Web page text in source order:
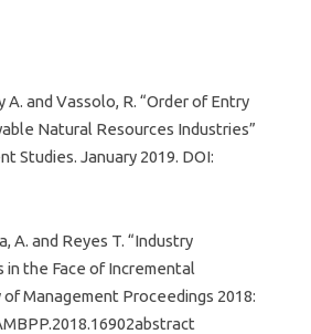
A. and Vassolo, R. “Order of Entry
Natural Resources Industries”
Studies. January 2019. DOI:
A. and Reyes T. “Industry
in the Face of Incremental
of Management Proceedings 2018: